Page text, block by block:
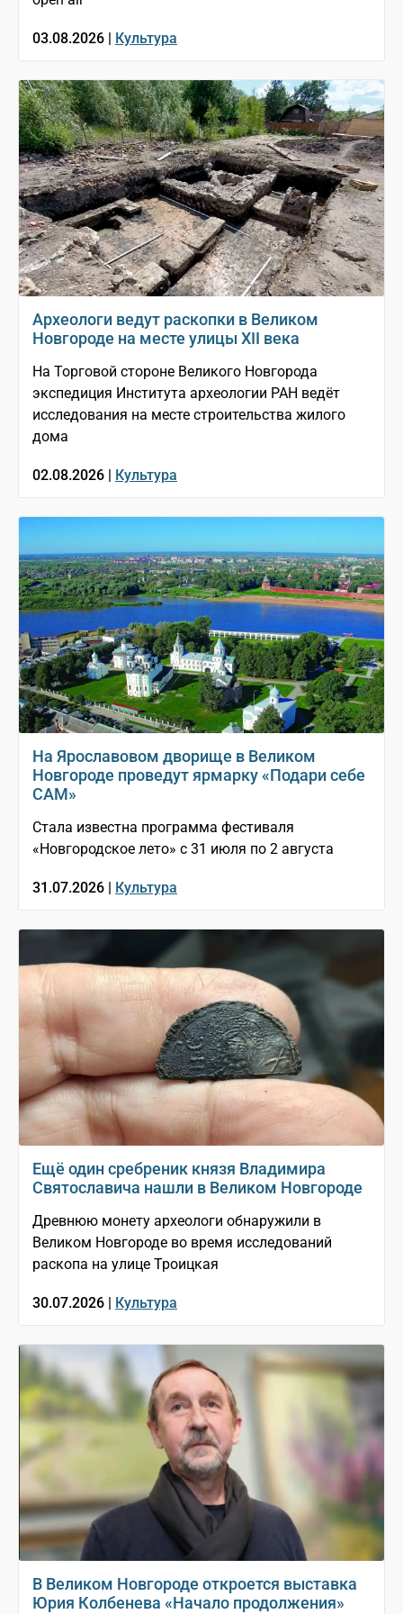
03.08.2026 | Культура
Археологи ведут раскопки в Великом
Новгороде на месте улицы XII века
На Торговой стороне Великого Новгорода
экспедиция Института археологии РАН ведёт
исследования на месте строительства жилого
дома
02.08.2026 | Культура
На Ярославовом дворище в Великом
Новгороде проведут ярмарку «Подари себе
САМ»
Стала известна программа фестиваля
«Новгородское лето» с 31 июля по 2 августа
31.07.2026 | Культура
Ещё один сребреник князя Владимира
Святославича нашли в Великом Новгороде
Древнюю монету археологи обнаружили в
Великом Новгороде во время исследований
раскопа на улице Троицкая
30.07.2026 | Культура
В Великом Новгороде откроется выставка
Юрия Колбенева «Начало продолжения»